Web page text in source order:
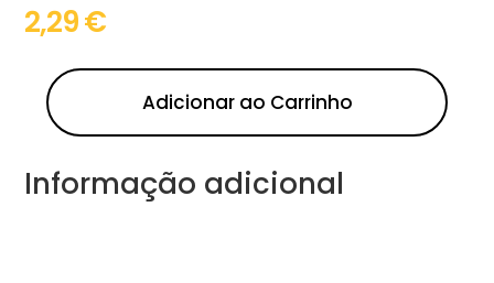
2,29€
Adicionar ao Carrinho
Informação adicional